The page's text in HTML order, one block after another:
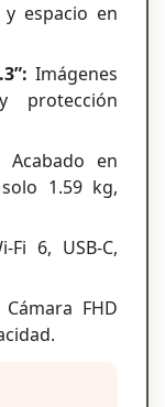
espacio en
Imágenes
protección
Acabado en
1.59 kg,
Fi 6, USB-C,
Cámara FHD